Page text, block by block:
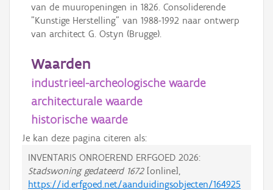
van de muuropeningen in 1826. Consoliderende
"Kunstige Herstelling" van 1988-1992 naar ontwerp
van architect G. Ostyn (Brugge).
Waarden
industrieel-archeologische waarde
architecturale waarde
historische waarde
Je kan deze pagina citeren als:
INVENTARIS ONROEREND ERFGOED 2026:
Stadswoning gedateerd 1672[online],
https://id.erfgoed.net/aanduidingsobjecten/164925